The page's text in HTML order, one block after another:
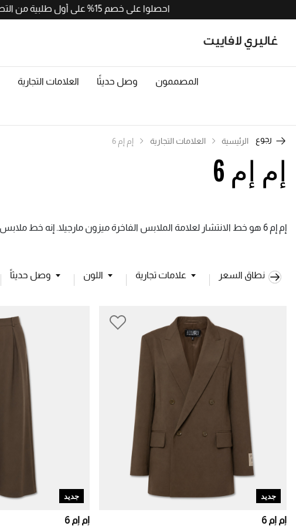
احصلوا على خصم 15% على أول طلبية من التطبيق مع رمز APP15. حملوا الآن من
المصممون وصل حديثًا العلامات التجارية
رجوع الرئيسية العلامات التجارية إم إم 6
إم إم 6
إم إم 6 هو خط الانتشار لعلامة الملابس الفاخرة ميزون مارجيلا. إنه خط ملابس نسائية معاصرة. لقد تأسست في عام 1997.
نطاق السعر علامات تجارية اللون وصل حديثاً
جديد
إم إم 6
جديد
إم إم 6